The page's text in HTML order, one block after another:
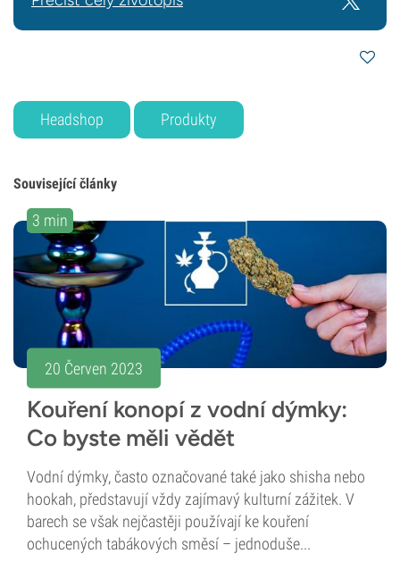
Headshop Produkty
Související články
3 min
20 Červen 2023
Kouření konopí z vodní dýmky:
Co byste měli vědět
Vodní dýmky, často označované také jako shisha nebo
hookah, představují vždy zajímavý kulturní zážitek. V
barech se však nejčastěji používají ke kouření
ochucených tabákových směsí – jednoduše...